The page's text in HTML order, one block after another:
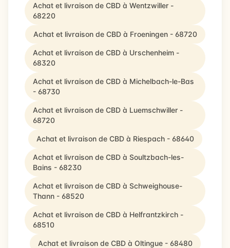
Achat et livraison de CBD à Wentzwiller -
68220
Achat et livraison de CBD à Froeningen - 68720
Achat et livraison de CBD à Urschenheim -
68320
Achat et livraison de CBD à Michelbach-le-Bas
- 68730
Achat et livraison de CBD à Luemschwiller -
68720
Achat et livraison de CBD à Riespach - 68640
Achat et livraison de CBD à Soultzbach-les-
Bains - 68230
Achat et livraison de CBD à Schweighouse-
Thann - 68520
Achat et livraison de CBD à Helfrantzkirch -
68510
Achat et livraison de CBD à Oltingue - 68480